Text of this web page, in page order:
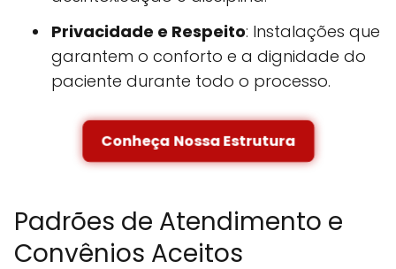
Privacidade e Respeito: Instalações que
garantem o conforto e a dignidade do
paciente durante todo o processo.
Conheça Nossa Estrutura
Padrões de Atendimento e
Convênios Aceitos